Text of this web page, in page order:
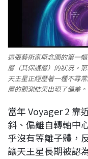
這張藝術家概念圖的第一
層（其保護層）的狀況。
天王星正經歷著一種不尋
層的觀測結果出現了偏差。
當年 Voyager 2 靠
斜、偏離自轉軸中
乎沒有等離子體，
讓天王星長期被認